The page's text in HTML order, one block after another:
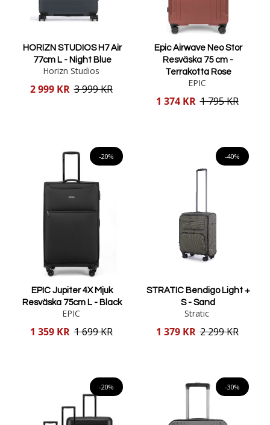
HORIZN STUDIOS H7 Air
77cm L - Night Blue
Horizn Studios
Reducerat
2 999 KR 3 999 KR
Epic Airwave Neo Stor
Resväska 75 cm -
Terrakotta Rose
EPIC
Reducerat
1 374 KR 1 795 KR
-20%
EPIC Jupiter 4X Mjuk
Resväska 75cm L - Black
EPIC
Reducerat
1 359 KR 1 699 KR
-40%
STRATIC Bendigo Light +
S - Sand
Stratic
Reducerat
1 379 KR 2 299 KR
-20% -30%